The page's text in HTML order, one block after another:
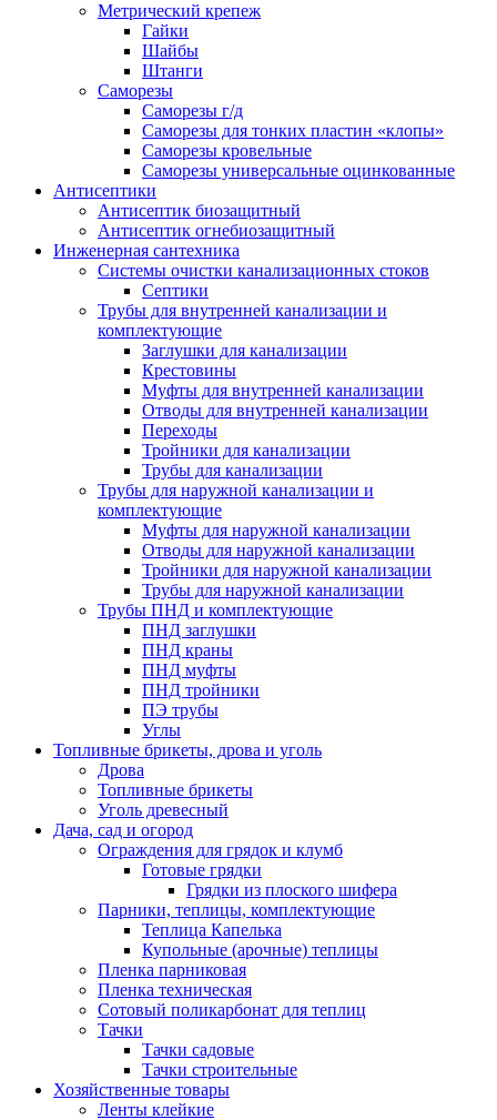
Метрический крепеж
Гайки
Шайбы
Штанги
Саморезы
Саморезы г/д
Саморезы для тонких пластин «клопы»
Саморезы кровельные
Саморезы универсальные оцинкованные
Антисептики
Антисептик биозащитный
Антисептик огнебиозащитный
Инженерная сантехника
Системы очистки канализационных стоков
Септики
Трубы для внутренней канализации и
комплектующие
Заглушки для канализации
Крестовины
Муфты для внутренней канализации
Отводы для внутренней канализации
Переходы
Тройники для канализации
Трубы для канализации
Трубы для наружной канализации и
комплектующие
Муфты для наружной канализации
Отводы для наружной канализации
Тройники для наружной канализации
Трубы для наружной канализации
Трубы ПНД и комплектующие
ПНД заглушки
ПНД краны
ПНД муфты
ПНД тройники
ПЭ трубы
Углы
Топливные брикеты, дрова и уголь
Дрова
Топливные брикеты
Уголь древесный
Дача, сад и огород
Ограждения для грядок и клумб
Готовые грядки
Грядки из плоского шифера
Парники, теплицы, комплектующие
Теплица Капелька
Купольные (арочные) теплицы
Пленка парниковая
Пленка техническая
Сотовый поликарбонат для теплиц
Тачки
Тачки садовые
Тачки строительные
Хозяйственные товары
Ленты клейкие